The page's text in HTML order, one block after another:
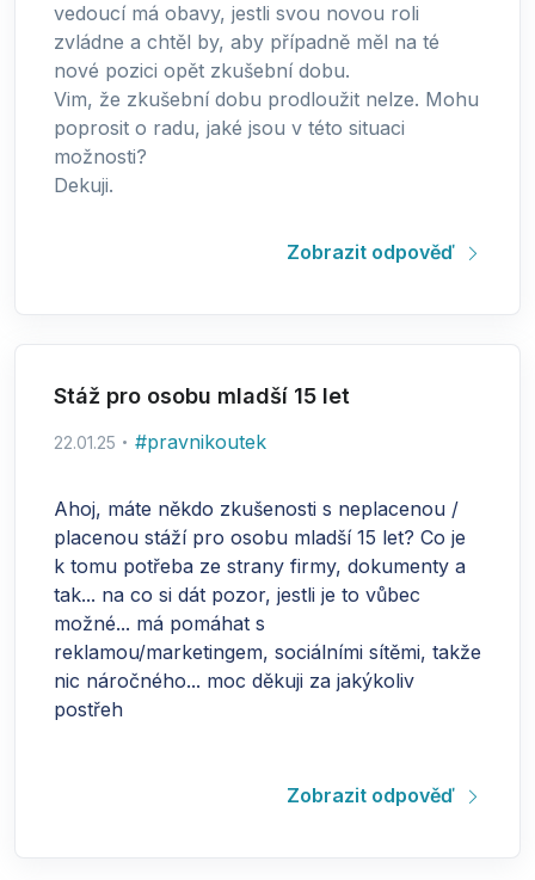
vedoucí má obavy, jestli svou novou roli
zvládne a chtěl by, aby případně měl na té
nové pozici opět zkušební dobu.
Vim, že zkušební dobu prodloužit nelze. Mohu
poprosit o radu, jaké jsou v této situaci
možnosti?
Dekuji.
Zobrazit odpověď
Stáž pro osobu mladší 15 let
22.01.25 #pravnikoutek
Ahoj, máte někdo zkušenosti s neplacenou /
placenou stáží pro osobu mladší 15 let? Co je
k tomu potřeba ze strany firmy, dokumenty a
tak... na co si dát pozor, jestli je to vůbec
možné... má pomáhat s
reklamou/marketingem, sociálními sítěmi, takže
nic náročného... moc děkuji za jakýkoliv
postřeh
Zobrazit odpověď